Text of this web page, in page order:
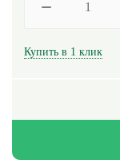
Купить в 1 клик